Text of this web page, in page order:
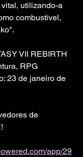
utilizando-a
combustível,
VII REBIRTH
RPG
23 de janeiro de
de
app/29